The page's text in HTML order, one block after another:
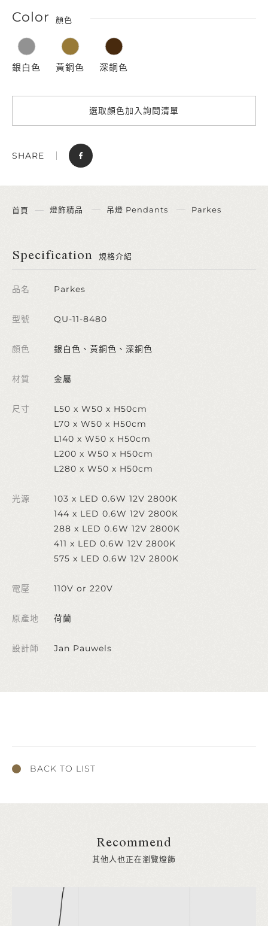
Color 顏色
銀白色 黃銅色 深銅色
選取顏色加入詢問清單
SHARE
首頁 燈飾精品 吊燈 Pendants Parkes
Specification 規格介紹
品名 Parkes
型號 QU-11-8480
顏色 銀白色、黃銅色、深銅色
材質 金屬
尺寸
L50 x W50 x H50cm
L70 x W50 x H50cm
L140 x W50 x H50cm
L200 x W50 x H50cm
L280 x W50 x H50cm
光源
103 x LED 0.6W 12V 2800K
144 x LED 0.6W 12V 2800K
288 x LED 0.6W 12V 2800K
411 x LED 0.6W 12V 2800K
575 x LED 0.6W 12V 2800K
電壓 110V or 220V
原產地 荷蘭
設計師 Jan Pauwels
BACK TO LIST
Recommend
其他人也正在瀏覽燈飾